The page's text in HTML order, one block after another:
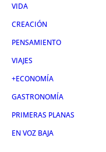
VIDA
CREACIÓN
PENSAMIENTO
VIAJES
+ECONOMÍA
GASTRONOMÍA
PRIMERAS PLANAS
EN VOZ BAJA